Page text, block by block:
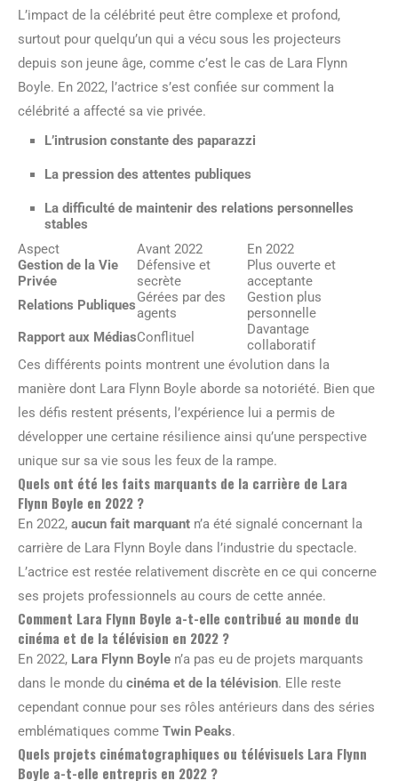
L’impact de la célébrité peut être complexe et profond,
surtout pour quelqu’un qui a vécu sous les projecteurs
depuis son jeune âge, comme c’est le cas de Lara Flynn
Boyle. En 2022, l’actrice s’est confiée sur comment la
célébrité a affecté sa vie privée.
L’intrusion constante des paparazzi
La pression des attentes publiques
La difficulté de maintenir des relations personnelles
stables
Aspect
Avant 2022
En 2022
Gestion de la Vie
Privée
Défensive et
secrète
Plus ouverte et
acceptante
Relations PubliquesGérées par des
agents
Gestion plus
personnelle
Rapport aux MédiasConflituel
Davantage
collaboratif
Ces différents points montrent une évolution dans la
manière dont Lara Flynn Boyle aborde sa notoriété. Bien que
les défis restent présents, l’expérience lui a permis de
développer une certaine résilience ainsi qu’une perspective
unique sur sa vie sous les feux de la rampe.
Quels ont été les faits marquants de la carrière de Lara
Flynn Boyle en 2022 ?
En 2022, aucun fait marquant n’a été signalé concernant la
carrière de Lara Flynn Boyle dans l’industrie du spectacle.
L’actrice est restée relativement discrète en ce qui concerne
ses projets professionnels au cours de cette année.
Comment Lara Flynn Boyle a-t-elle contribué au monde du
cinéma et de la télévision en 2022 ?
En 2022, Lara Flynn Boyle n’a pas eu de projets marquants
dans le monde du cinéma et de la télévision. Elle reste
cependant connue pour ses rôles antérieurs dans des séries
emblématiques comme Twin Peaks.
Quels projets cinématographiques ou télévisuels Lara Flynn
Boyle a-t-elle entrepris en 2022 ?